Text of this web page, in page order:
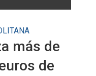
más de
de